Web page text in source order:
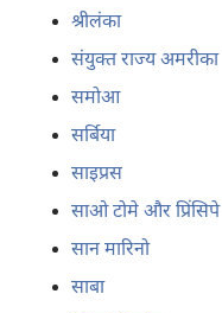
श्रीलंका
संयुक्त राज्य अमरीका
समोआ
सर्बिया
साइप्रस
साओ टोमे और प्रिंसिपे
सान मारिनो
साबा